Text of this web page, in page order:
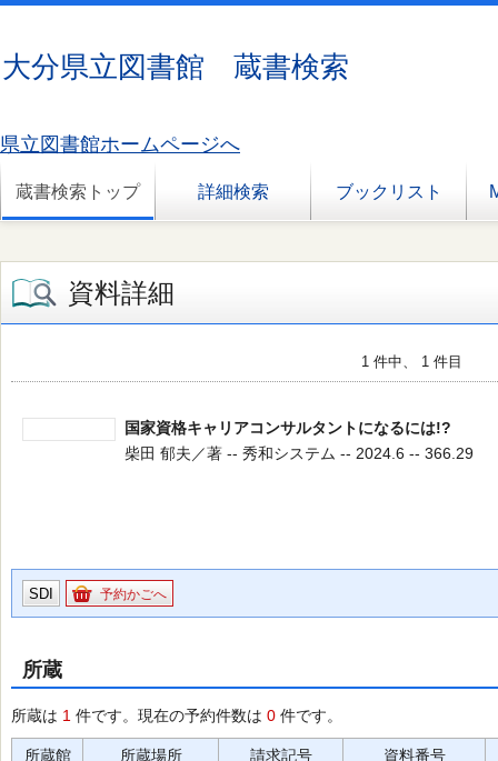
大分県立図書館 蔵書検索
県立図書館ホームページへ
蔵書検索トップ 詳細検索 ブックリスト
資料詳細
1 件中、 1 件目
国家資格キャリアコンサルタントになるには!?
柴田 郁夫／著 -- 秀和システム -- 2024.6 -- 366.29
SDI 予約かごへ
所蔵
所蔵は 1 件です。現在の予約件数は 0 件です。
所蔵館 所蔵場所 請求記号 資料番号